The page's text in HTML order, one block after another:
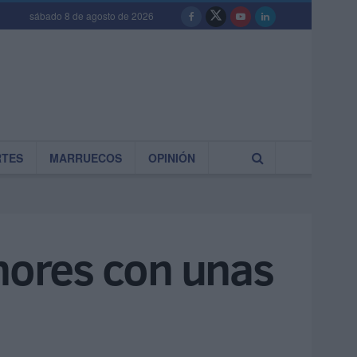
sábado 8 de agosto de 2026
MARRUECOS OPINIÓN
con unas